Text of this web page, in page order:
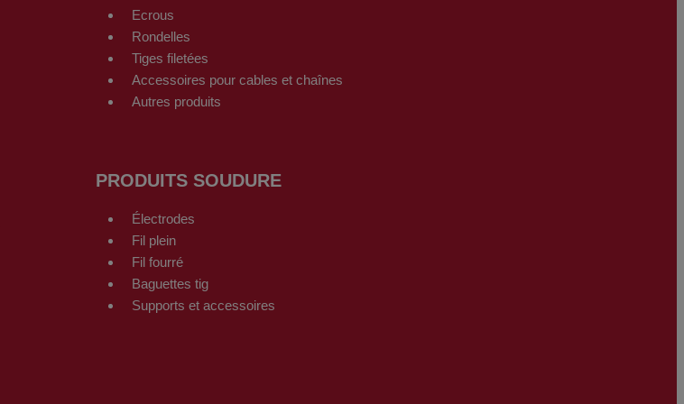
Ecrous
Rondelles
Tiges filetées
Accessoires pour cables et chaînes
Autres produits
PRODUITS SOUDURE
Électrodes
Fil plein
Fil fourré
Baguettes tig
Supports et accessoires